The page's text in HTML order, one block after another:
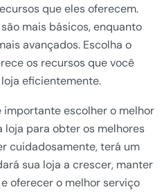
que eles oferecem.
mais básicos, enquanto
avançados. Escolha o
os recursos que você
eficientemente.
importante escolher o melhor
loja para obter os melhores
cuidadosamente, terá um
sua loja a crescer, manter
oferecer o melhor serviço